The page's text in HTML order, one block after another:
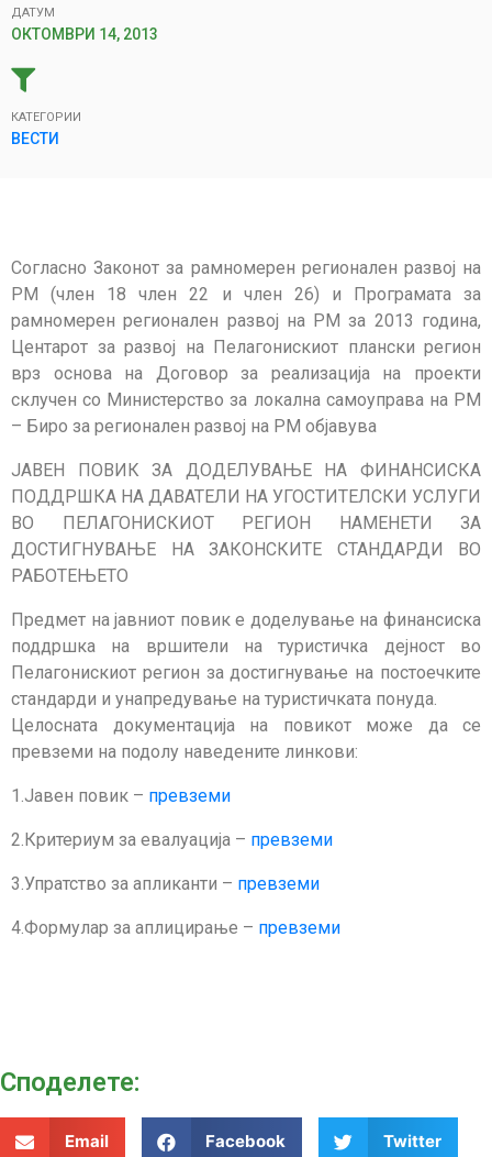
ДАТУМ
ОКТОМВРИ 14, 2013
КАТЕГОРИИ
ВЕСТИ
Согласно Законот за рамномерен регионален развој на
РМ (член 18 член 22 и член 26) и Програмата за
рамномерен регионален развој на РМ за 2013 година,
Центарот за развој на Пелагонискиот плански регион
врз основа на Договор за реализација на проекти
склучен со Министерство за локална самоуправа на РМ
– Биро за регионален развој на РМ објавува
ЈАВЕН ПОВИК ЗА ДОДЕЛУВАЊЕ НА ФИНАНСИСКА
ПОДДРШКА НА ДАВАТЕЛИ НА УГОСТИТЕЛСКИ УСЛУГИ
ВО ПЕЛАГОНИСКИОТ РЕГИОН НАМЕНЕТИ ЗА
ДОСТИГНУВАЊЕ НА ЗАКОНСКИТЕ СТАНДАРДИ ВО
РАБОТЕЊЕТО
Предмет на јавниот повик е доделување на финансиска
поддршка на вршители на туристичка дејност во
Пелагонискиот регион за достигнување на постоечките
стандарди и унапредување на туристичката понуда.
Целосната документација на повикот може да се
превземи на подолу наведените линкови:
1.Јавен повик – превземи
2.Критериум за евалуација – превземи
3.Упратство за апликанти – превземи
4.Формулар за аплицирање – превземи
Споделeте:
Email Facebook Twitter